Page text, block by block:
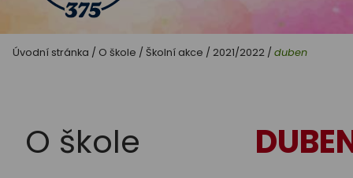
Základní
Třeboň
Úvodní stránka / O škole / Školní akce / 2021/2022 / duben
O škole